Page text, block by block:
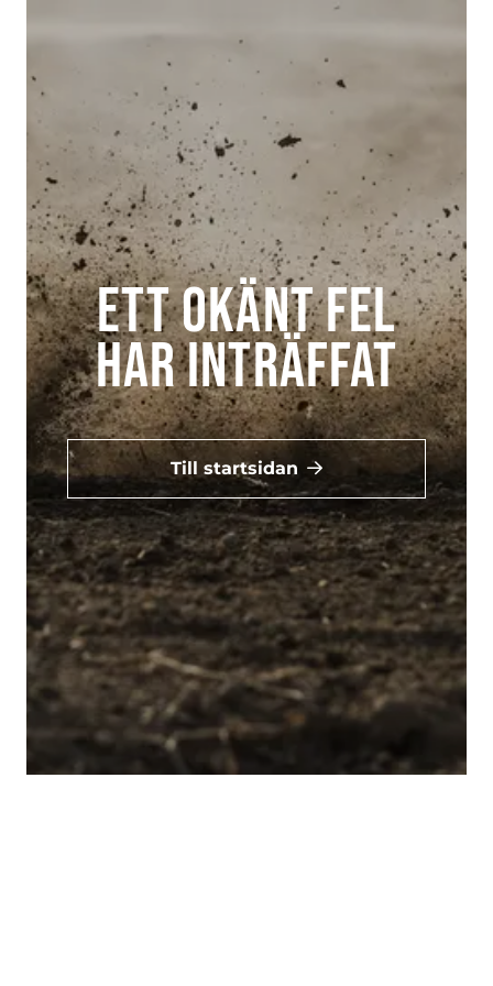
Ett okänt fel
har inträffat
Till startsidan